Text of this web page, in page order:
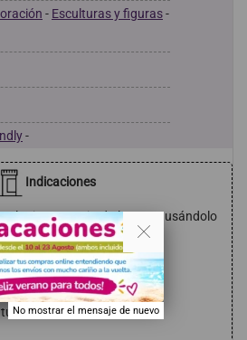
- Esculturas y figuras-
-
Indicaciones
estancia de la casa, usándolo
Modo de empleo
rincon o pared preferida.
.
No mostrar el mensaje de nuevo